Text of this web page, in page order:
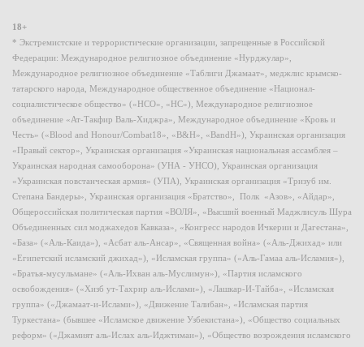
18+
* Экстремистские и террористические организации, запрещенные в Российской
Федерации: Международное религиозное объединение «Нурджулар»,
Международное религиозное объединение «Таблиги Джамаат», меджлис крымско-
татарского народа, Международное общественное объединение «Национал-
социалистическое общество» («НСО», «НС»), Международное религиозное
объединение «Ат-Такфир Валь-Хиджра», Международное объединение «Кровь и
Честь» («Blood and Honour/Combat18», «B&H», «BandH»), Украинская организация
«Правый сектор», Украинская организация «Украинская национальная ассамблея –
Украинская народная самооборона» (УНА - УНСО), Украинская организация
«Украинская повстанческая армия» (УПА), Украинская организация «Тризуб им.
Степана Бандеры», Украинская организация «Братство», Полк «Азов», «Айдар»,
Общероссийская политическая партия «ВОЛЯ», «Высший военный Маджлисуль Шура
Объединенных сил моджахедов Кавказа», «Конгресс народов Ичкерии и Дагестана»,
«База» («Аль-Каида»), «Асбат аль-Ансар», «Священная война» («Аль-Джихад» или
«Египетский исламский джихад»), «Исламская группа» («Аль-Гамаа аль-Исламия»),
«Братья-мусульмане» («Аль-Ихван аль-Муслимун»), «Партия исламского
освобождения» («Хизб ут-Тахрир аль-Ислами»), «Лашкар-И-Тайба», «Исламская
группа» («Джамаат-и-Ислами»), «Движение Талибан», «Исламская партия
Туркестана» (бывшее «Исламское движение Узбекистана»), «Общество социальных
реформ» («Джамият аль-Ислах аль-Иджтимаи»), «Общество возрождения исламского